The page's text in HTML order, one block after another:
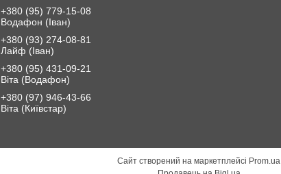
+380 (95) 779-15-08
Водафон (Іван)
+380 (93) 274-08-81
Лайф (Іван)
+380 (95) 431-09-21
Віта (Водафон)
+380 (97) 946-43-66
Віта (Київстар)
Сайт створений на маркетплейсі Prom.ua